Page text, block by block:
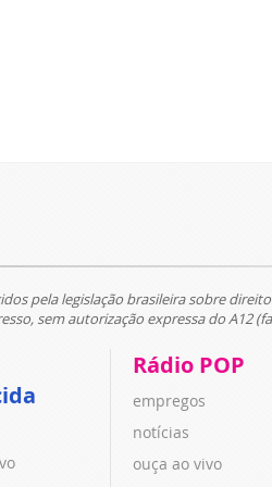
pela legislação brasileira sobre
sem autorização expressa do A12
Rádio POP
empregos
notícias
ouça ao vivo